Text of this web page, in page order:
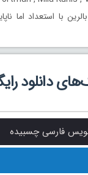
با استعداد اما
دانلود
فارسی چسبیده